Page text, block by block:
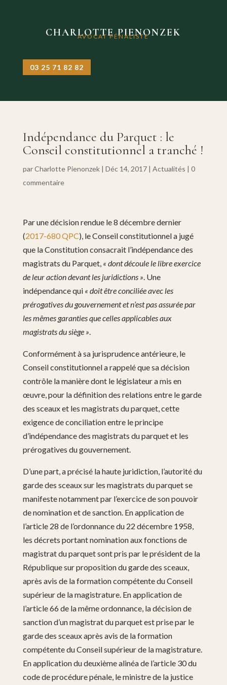
CHARLOTTE PIENONZEK
AVOCAT PÉNALISTE
03 25 71 82 82
Indépendance du Parquet : le
Conseil constitutionnel a tranché !
parCharlotte Pienonzek| Déc 14, 2017| Actualités | 0
commentaire
Par une décision rendue le 8 décembre dernier
(2017-680 QPC), le Conseil constitutionnel a jugé
que la Constitution consacrait l’indépendance des
magistrats du Parquet, « dont découle le libre exercice
de leur action devant les juridictions ». Une
indépendance qui « doit être conciliée avec les
prérogatives du gouvernement et n’est pas assurée par
les mêmes garanties que celles applicables aux
magistrats du siège ».
Conformément à sa jurisprudence antérieure, le
Conseil constitutionnel a rappelé que sa décision
contrôle la manière dont le législateur a mis en
œuvre, pour la définition des relations entre le garde
des sceaux et les magistrats du parquet, cette
exigence de conciliation entre le principe
d’indépendance des magistrats du parquet et les
prérogatives du gouvernement.
D’une part, a précisé la haute juridiction, l’autorité du
garde des sceaux sur les magistrats du parquet se
manifeste notamment par l’exercice de son pouvoir
de nomination et de sanction. En application de
l’article 28 de l’ordonnance du 22 décembre 1958,
les décrets portant nomination aux fonctions de
magistrat du parquet sont pris par le président de la
République sur proposition du garde des sceaux,
après avis de la formation compétente du Conseil
supérieur de la magistrature. En application de
l’article 66 de la même ordonnance, la décision de
sanction d’un magistrat du parquet est prise par le
garde des sceaux après avis de la formation
compétente du Conseil supérieur de la magistrature.
En application du deuxième alinéa de l’article 30 du
code de procédure pénale, le ministre de la justice